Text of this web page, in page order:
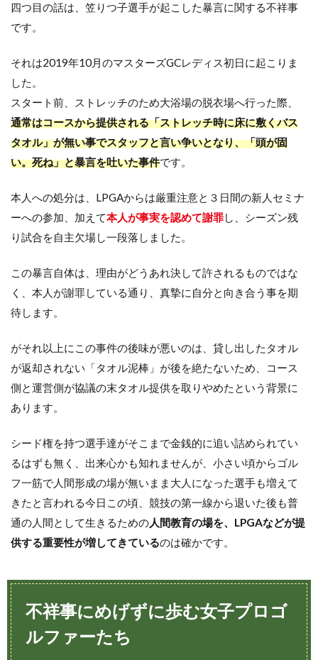
四つ目の話は、笠りつ子選手が起こした暴言に関する不祥事
です。
それは2019年10月のマスターズGCレディス初日に起こりま
した。
スタート前、ストレッチのため大浴場の脱衣場へ行った際、
通常はコースから提供される「ストレッチ時に床に敷くバス
タオル」が無い事でスタッフと言い争いとなり、「頭が固
い。死ね」と暴言を吐いた事件です。
本人への処分は、LPGAからは厳重注意と３日間の新人セミナ
ーへの参加、加えて本人が事実を認めて謝罪し、シーズン残
り試合を自主欠場し一段落しました。
この暴言自体は、理由がどうあれ決して許されるものではな
く、本人が謝罪している通り、真摯に自分と向き合う事を期
待します。
がそれ以上にこの事件の後味が悪いのは、貸し出したタオル
が返却されない「タオル泥棒」が後を絶たないため、コース
側と運営側が協議の末タオル提供を取りやめたという背景に
あります。
シード権を持つ選手達がそこまで金銭的に追い詰められてい
るはずも無く、出来心かも知れませんが、小さい頃からゴル
フ一筋で人間形成の場が無いまま大人になった選手も増えて
きたと言われる今日この頃、競技の第一線から退いた後も普
通の人間として生きるための人間教育の場を、LPGAなどが提
供する重要性が増してきているのは確かです。
不祥事にめげずに歩む女子プロゴ
ルファーたち